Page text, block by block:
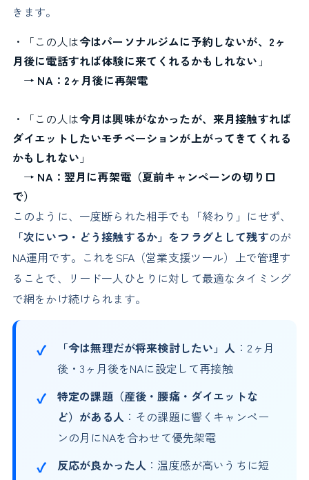
きます。
・「この人は今はパーソナルジムに予約しないが、2ヶ
月後に電話すれば体験に来てくれるかもしれない 」
→ NA：2ヶ月後に再架電
・「この人は今月は興味がなかったが、来月接触すれば
ダイエットしたいモチベーションが上がってきてくれる
かもしれない 」
→ NA：翌月に再架電（夏前キャンペーンの切り口
で）
このように、一度断られた相手でも「終わり」にせず、
「次にいつ・どう接触するか」をフラグとして残すのが
NA運用です。これをSFA（営業支援ツール）上で管理す
ることで、リード一人ひとりに対して最適なタイミング
で網をかけ続けられます。
「今は無理だが将来検討したい」人 ：2ヶ月
後・3ヶ月後をNAに設定して再接触
特定の課題（産後・腰痛・ダイエットな
ど）がある人：その課題に響くキャンペー
ンの月にNAを合わせて優先架電
反応が良かった人 ：温度感が高いうちに短